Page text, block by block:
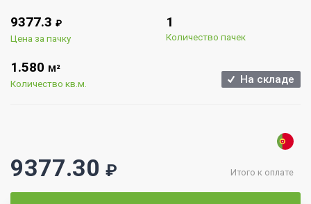
9377.3 ₽
Цена за пачку
1
Количество пачек
1.580 М²
Количество кв.м. На складе
Итого к оплате
9377.30 ₽